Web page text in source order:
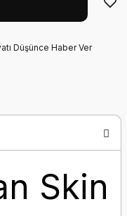
Düşünce Haber Ver
Skin